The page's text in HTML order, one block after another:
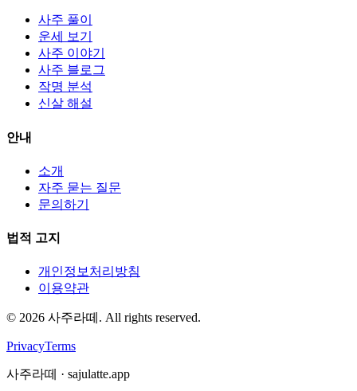
사주 풀이
운세 보기
사주 이야기
사주 블로그
작명 분석
신살 해설
안내
소개
자주 묻는 질문
문의하기
법적 고지
개인정보처리방침
이용약관
© 2026 사주라떼. All rights reserved.
PrivacyTerms
사주라떼 · sajulatte.app